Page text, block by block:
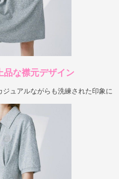
品な襟元デザイン
ュアルながらも洗練された印象に